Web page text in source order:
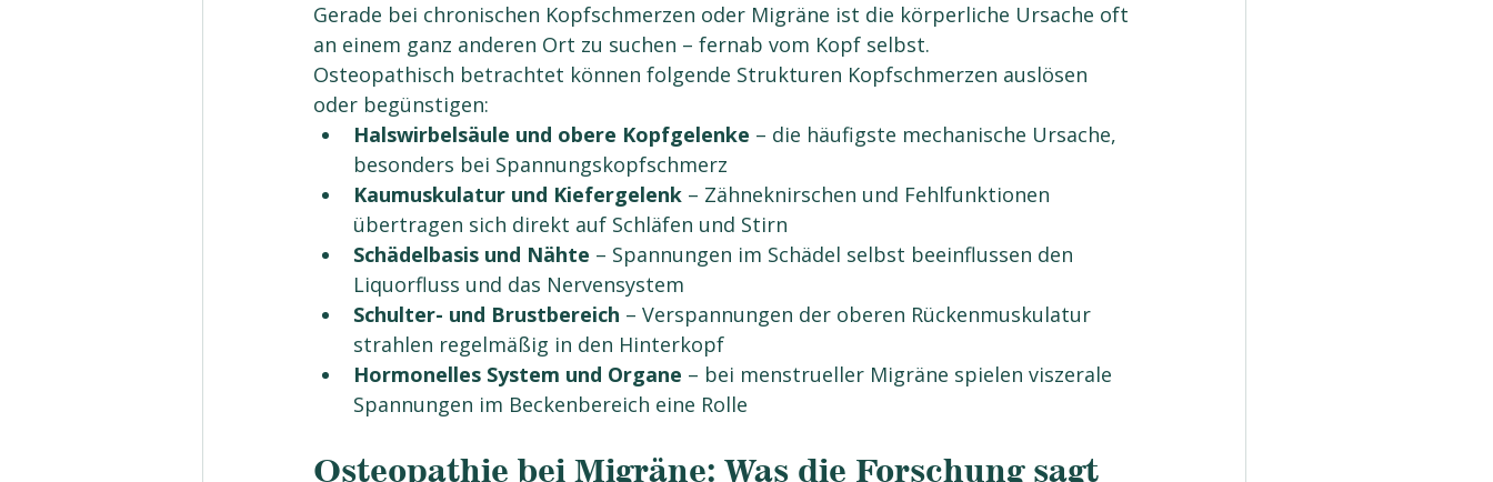
Gerade bei chronischen Kopfschmerzen oder Migräne ist die körperliche Ursache oft
an einem ganz anderen Ort zu suchen – fernab vom Kopf selbst.
Osteopathisch betrachtet können folgende Strukturen Kopfschmerzen auslösen
oder begünstigen:
Halswirbelsäule und obere Kopfgelenke – die häufigste mechanische Ursache,
besonders bei Spannungskopfschmerz
Kaumuskulatur und Kiefergelenk – Zähneknirschen und Fehlfunktionen
übertragen sich direkt auf Schläfen und Stirn
Schädelbasis und Nähte – Spannungen im Schädel selbst beeinflussen den
Liquorfluss und das Nervensystem
Schulter- und Brustbereich – Verspannungen der oberen Rückenmuskulatur
strahlen regelmäßig in den Hinterkopf
Hormonelles System und Organe – bei menstrueller Migräne spielen viszerale
Spannungen im Beckenbereich eine Rolle
Osteopathie bei Migräne: Was die Forschung sagt